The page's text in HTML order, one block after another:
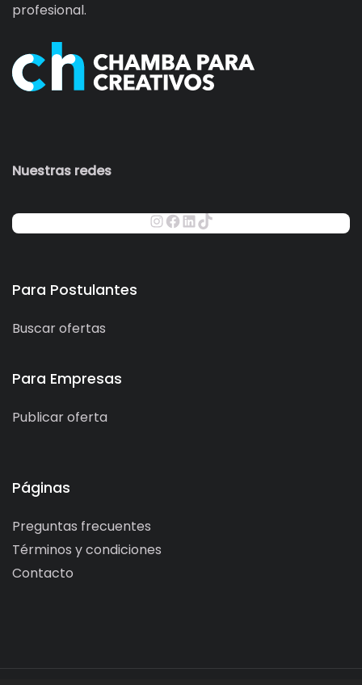
profesional.
Nuestras redes
Para Postulantes
Buscar ofertas
Para Empresas
Publicar oferta
Páginas
Preguntas frecuentes
Términos y condiciones
Contacto